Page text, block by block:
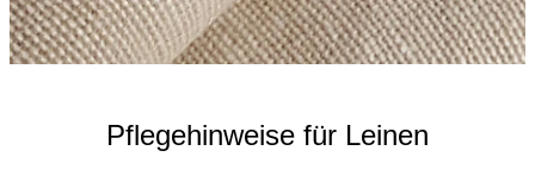
Pflegehinweise für Leinen